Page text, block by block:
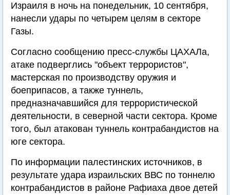
Израиля в ночь на понедельник, 10 сентября,
нанесли удары по четырем целям в секторе
Газы.
Согласно сообщению пресс-службы ЦАХАЛа,
атаке подверглись "объект террористов",
мастерская по производству оружия и
боеприпасов, а также туннель,
предназначавшийся для террористической
деятельности, в северной части сектора. Кроме
того, был атакован туннель контрабандистов на
юге сектора.
По информации палестинских источников, в
результате удара израильских ВВС по тоннелю
контрабандистов в районе Рафиаха двое детей